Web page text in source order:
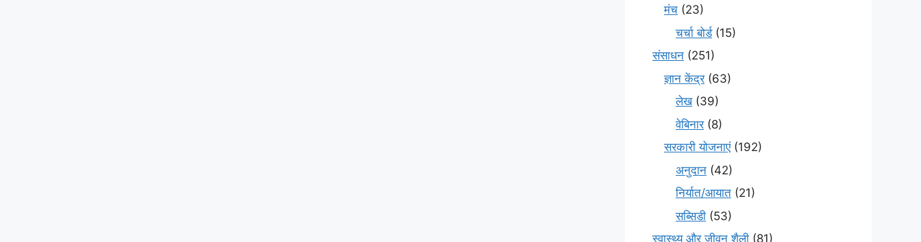
मंच (23)
चर्चा बोर्ड(15)
संसाधन (251)
ज्ञान केंद्र(63)
लेख(39)
वेबिनार(8)
सरकारी योजनाएं(192)
अनुदान (42)
निर्यात/आयात (21)
सब्सिडी (53)
स्वास्थ्य और जीवन शैली (81)